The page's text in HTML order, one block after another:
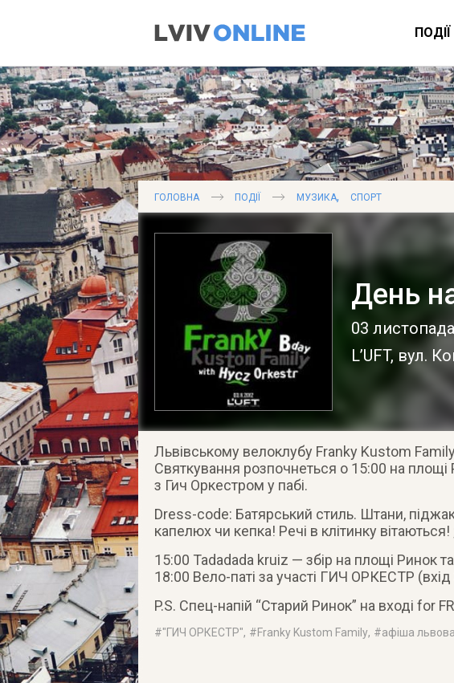
ПОДІЇ
ГОЛОВНА ПОДІЇ МУЗИКА, СПОРТ
День
03
L’UFT, вул.
Львівському велоклубу Franky Kustom
Святкування розпочнеться о 15:00 на
з Гич Оркестром у пабі.
Dress-code: Батярський стиль. Штани,
капелюх чи кепка! Речі в клітинку вітаються!
15:00 Tadadada kruiz — збір на площі Ринок
18:00 Вело-паті за участі ГИЧ ОРКЕСТР (вхід
P.S. Спец-напій “Старий Ринок” на вході for
#"ГИЧ ОРКЕСТР", #Franky Kustom Family, #афіша львова